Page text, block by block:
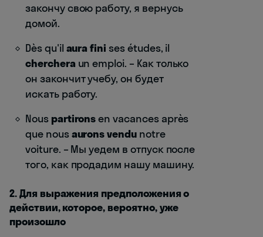
закончу свою работу, я вернусь
домой.
Dès qu'il aura fini ses études, il
cherchera un emploi. – Как только
он закончит учебу, он будет
искать работу.
Nous partironsen vacances après
que nousaurons vendunotre
voiture. – Мы уедем в отпуск после
того, как продадим нашу машину.
2. Для выражения предположения о
действии, которое, вероятно, уже
произошло